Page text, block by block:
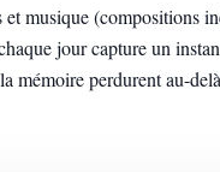
musique
jour capture un
mémoire perdurent au-